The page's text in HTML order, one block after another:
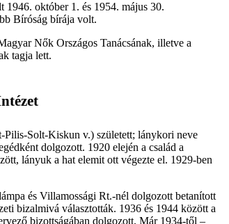
október 1. és 1954. május 30.
Bíróság bírája volt.
Nők Országos Tanácsának, illetve a
tagja lett.
Pilis-Solt-Kiskun v.) született; lánykori neve
dolgozott. 1920 elején a család a
lányuk a hat elemit ott végezte el. 1929-ben
és Villamossági Rt.-nél dolgozott betanított
bizalmivá választották. 1936 és 1944 között a
bizottságában dolgozott. Már 1934-től –